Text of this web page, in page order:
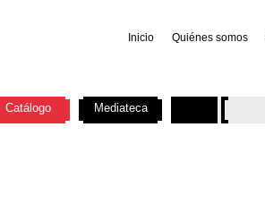
Inicio Quiénes somos
Catálogo Mediateca